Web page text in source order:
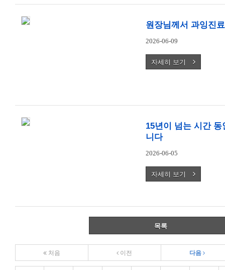
원장님께서 과잉진
2026-06-09
자세히 보기
15년이 넘는 시간
니다
2026-06-05
자세히 보기
목록
처음 이전 다음